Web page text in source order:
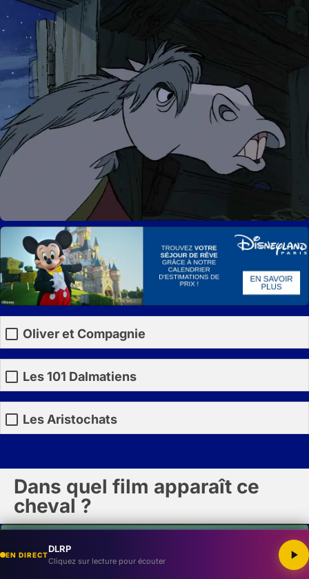
Oliver et Compagnie
Les 101 Dalmatiens
Les Aristochats
Dans quel film apparaît ce
cheval ?
EN DIRECT
DLRP
Cliquez sur lecture pour écouter